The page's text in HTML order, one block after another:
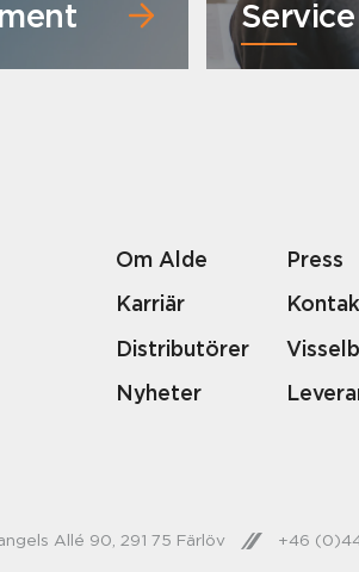
Om Alde
Karriär
Distributörer
Nyheter
Press
Allé 90, 291 75 Färlöv +46